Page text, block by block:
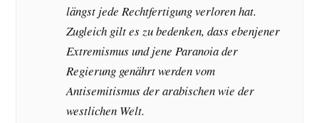
längst jede Rechtfertigung verloren hat.
Zugleich gilt es zu bedenken, dass ebenjener
Extremismus und jene Paranoia der
Regierung genährt werden vom
Antisemitismus der arabischen wie der
westlichen Welt.